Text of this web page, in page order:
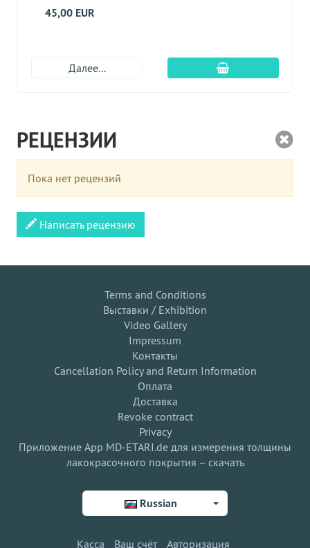
45,00 EUR
Далее... Добавить в
РЕЦЕНЗИИ
Пока нет рецензий
Написать рецензию
Terms and Conditions
Выставки / Exhibition
Video Gallery
Impressum
Контакты
Cancellation Policy and Return Information
Оплата
Доставка
Revoke contract
Privacy
Приложение App MD-ETARI.de для измерения толщины
лакокрасочного покрытия – скачать
Russian
Касса Ваш счёт Авторизация